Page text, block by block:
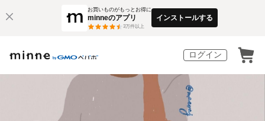
お買いものがもっとお得に
minneのアプリ
3万件以上
インストールする
ログイン